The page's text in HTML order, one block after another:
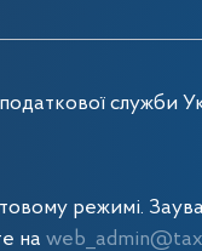
служби
режимі.
на